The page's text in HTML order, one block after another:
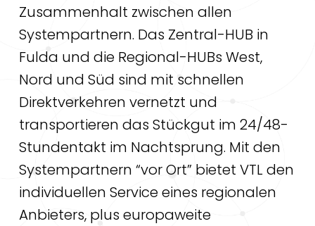
Zusammenhalt zwischen allen
Systempartnern. Das Zentral-HUB in
Fulda und die Regional-HUBs West,
Nord und Süd sind mit schnellen
Direktverkehren vernetzt und
transportieren das Stückgut im 24/48-
Stundentakt im Nachtsprung. Mit den
Systempartnern “vor Ort” bietet VTL den
individuellen Service eines regionalen
Anbieters, plus europaweite